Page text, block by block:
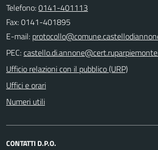
Telefono:0141-401113
Fax: 0141-401895
E-mail:
PEC:
Ufficio relazioni con il pubblico (URP)
Uffici e orari
Numeri utili
CONTATTI D.P.O.